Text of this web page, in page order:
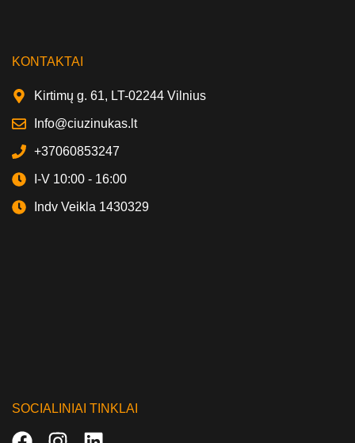
KONTAKTAI
Kirtimų g. 61, LT-02244 Vilnius
Info@ciuzinukas.lt
+37060853247
I-V 10:00 - 16:00
Indv Veikla 1430329
SOCIALINIAI TINKLAI